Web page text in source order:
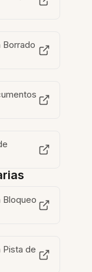
Borrado
Bloqueo
Pista de